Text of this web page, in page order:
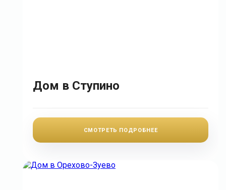
Дом в Ступино
СМОТРЕТЬ ПОДРОБНЕЕ